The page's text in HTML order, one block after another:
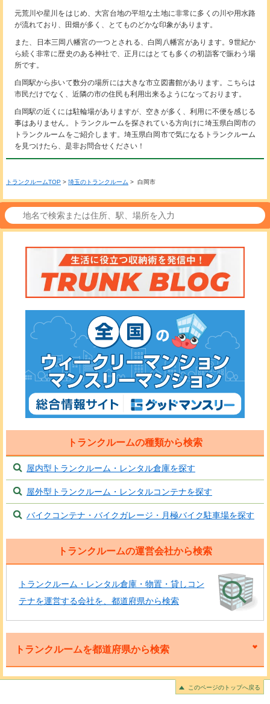
元荒川や星川をはじめ、大宮台地の平坦な土地に非常に多くの川や用水路
が流れており、田畑が多く、とてものどかな印象があります。
また、日本三岡八幡宮の一つとされる、白岡八幡宮があります。9世紀か
ら続く非常に歴史のある神社で、正月にはとても多くの初詣客で賑わう場
所です。
白岡駅から歩いて数分の場所には大きな市立図書館があります。こちらは
市民だけでなく、近隣の市の住民も利用出来るようになっております。
白岡駅の近くには駐輪場がありますが、空きが多く、利用に不便を感じる
事はありません。トランクルームを探されている方向けに埼玉県白岡市の
トランクルームをご紹介します。埼玉県白岡市で気になるトランクルーム
を見つけたら、是非お問合せください！
トランクルームTOP > 埼玉のトランクルーム > 白岡市
トランクルームの種類から検索
屋内型トランクルーム・レンタル倉庫を探す
屋外型トランクルーム・レンタルコンテナを探す
バイクコンテナ・バイクガレージ・月極バイク駐車場を探す
トランクルームの運営会社から検索
トランクルーム・レンタル倉庫・物置・貸しコン
テナを運営する会社を、都道府県から検索
トランクルームを都道府県から検索
このページのトップへ戻る